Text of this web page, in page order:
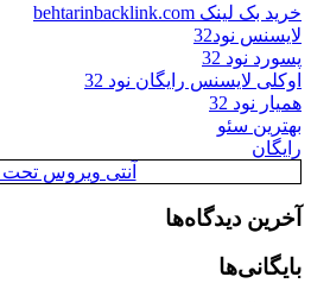
خرید بک لینک behtarinbacklink.com
لایسنس نود32
پسورد نود 32
اوکلی لایسنس رایگان نود 32
همیار نود 32
بهترین سئو
رایگان
آنتی ویروس
آخرین دیدگاه‌ها
بایگانی‌ها